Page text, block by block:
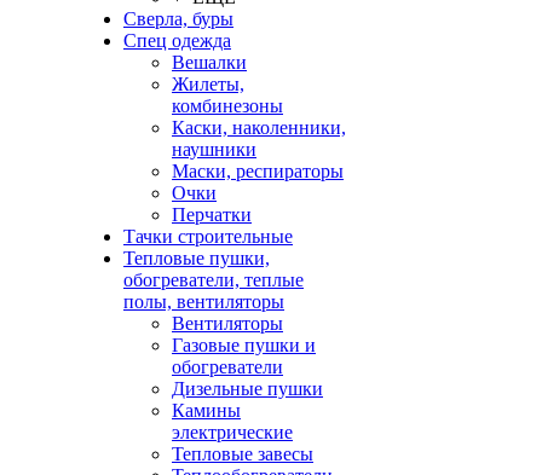
Сверла, буры
Спец одежда
Вешалки
Жилеты,
комбинезоны
Каски, наколенники,
наушники
Маски, респираторы
Очки
Перчатки
Тачки строительные
Тепловые пушки,
обогреватели, теплые
полы, вентиляторы
Вентиляторы
Газовые пушки и
обогреватели
Дизельные пушки
Камины
электрические
Тепловые завесы